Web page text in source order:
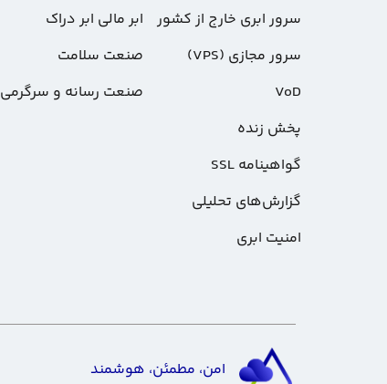
سرور ابری خارج از کشور
سرور مجازی (VPS)
VoD
پخش زنده
گواهینامه SSL
گزارش‌های تحلیلی
امنیت ابری
ابر مالی ابر دراک
صنعت سلامت
صنعت رسانه و سرگرمی
امن، مطمئن، هوشمند